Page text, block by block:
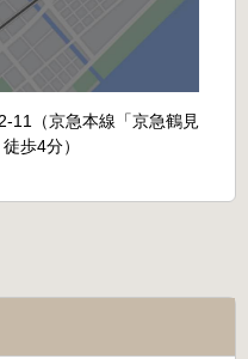
11（京急本線「京急鶴見
歩4分）